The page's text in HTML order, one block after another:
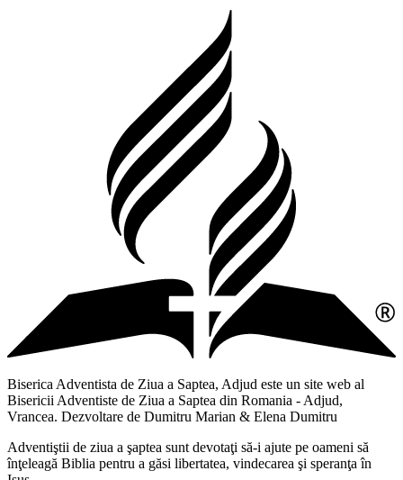
Biserica Adventista de Ziua a Saptea, Adjud este un site web al
Bisericii Adventiste de Ziua a Saptea din Romania - Adjud,
Vrancea. Dezvoltare de Dumitru Marian & Elena Dumitru
Adventiştii de ziua a şaptea sunt devotaţi să-i ajute pe oameni să
înţeleagă Biblia pentru a găsi libertatea, vindecarea şi speranţa în